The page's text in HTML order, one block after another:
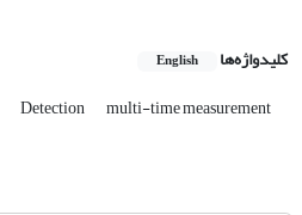
کلیدواژه‌ها English
Detection multi-time measurement